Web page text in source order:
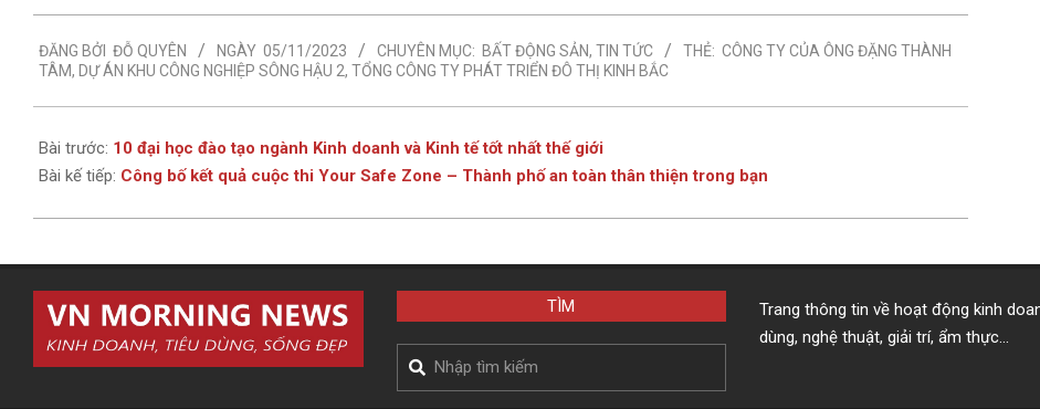
11-
05
ĐĂNG BỞI ĐỖ QUYÊN NGÀY 05/11/2023 CHUYÊN MỤC: BẤT ĐỘNG SẢN, TIN TỨC THẺ: CÔNG TY CỦA ÔNG ĐẶNG THÀNH
TÂM, DỰ ÁN KHU CÔNG NGHIỆP SÔNG HẬU 2, TỔNG CÔNG TY PHÁT TRIỂN ĐÔ THỊ KINH BẮC
Bài trước: 10 đại học đào tạo ngành Kinh doanh và Kinh tế tốt nhất thế giới
Bài kế tiếp: Công bố kết quả cuộc thi Your Safe Zone – Thành phố an toàn thân thiện trong bạn
TÌM
Search
Trang thông tin về hoạt động kinh
dùng, nghệ thuật, giải trí, ẩm thực…